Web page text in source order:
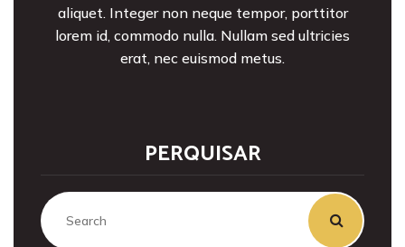
aliquet. Integer non neque tempor, porttitor
lorem id, commodo nulla. Nullam sed ultricies
erat, nec euismod metus.
PERQUISAR